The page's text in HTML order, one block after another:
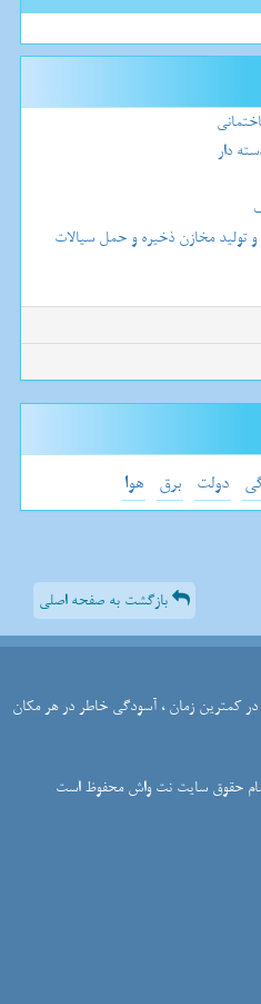
دار
مخازن ذخیره و حمل سیالات
دولت برق هوا
بازگشت به صفحه اصلی
کمترین زمان ، آسودگی خاطر در هر مکان